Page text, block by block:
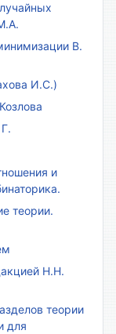
В.
И.С.)
и
теории.
Н.Н.
теории
для